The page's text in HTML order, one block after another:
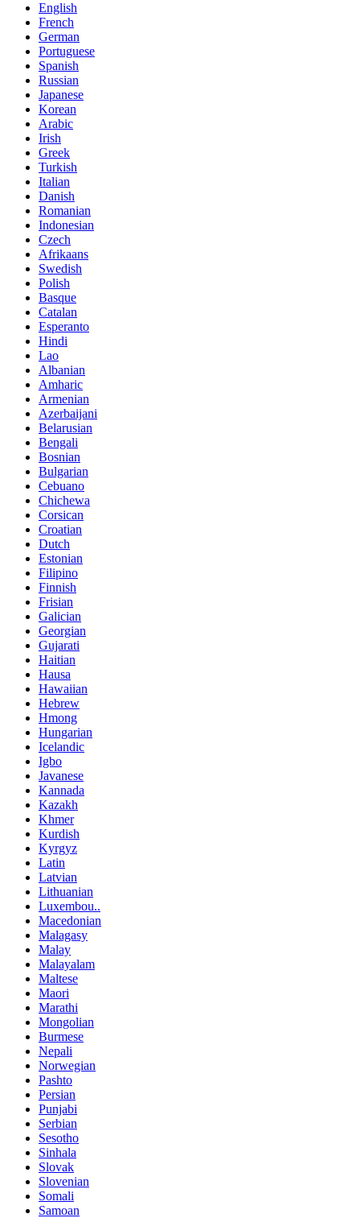
English
French
German
Portuguese
Spanish
Russian
Japanese
Korean
Arabic
Irish
Greek
Turkish
Italian
Danish
Romanian
Indonesian
Czech
Afrikaans
Swedish
Polish
Basque
Catalan
Esperanto
Hindi
Lao
Albanian
Amharic
Armenian
Azerbaijani
Belarusian
Bengali
Bosnian
Bulgarian
Cebuano
Chichewa
Corsican
Croatian
Dutch
Estonian
Filipino
Finnish
Frisian
Galician
Georgian
Gujarati
Haitian
Hausa
Hawaiian
Hebrew
Hmong
Hungarian
Icelandic
Igbo
Javanese
Kannada
Kazakh
Khmer
Kurdish
Kyrgyz
Latin
Latvian
Lithuanian
Luxembou..
Macedonian
Malagasy
Malay
Malayalam
Maltese
Maori
Marathi
Mongolian
Burmese
Nepali
Norwegian
Pashto
Persian
Punjabi
Serbian
Sesotho
Sinhala
Slovak
Slovenian
Somali
Samoan